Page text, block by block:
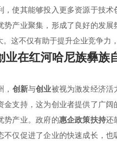
，使其能够投入更多资源于技
势产业聚集，形成了良好的发
这不仅有助于提升企业竞争力
业在红河哈尼族彝族
创新与创业被视为激发经济
金支持，这为创业者提供了广
势产业。政府的惠企政策扶持还
不仅促进了企业的快速成长，